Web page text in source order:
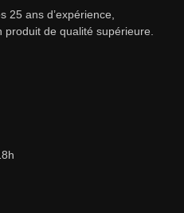
25 ans d’expérience,
produit de qualité supérieure.